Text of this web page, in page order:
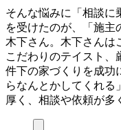
そんな悩みに「相談に
を受けたのが、「施主
木下さん。木下さんは
こだわりのテイスト、
件下の家づくりを成功
らなんとかしてくれる
厚く、相談や依頼が多